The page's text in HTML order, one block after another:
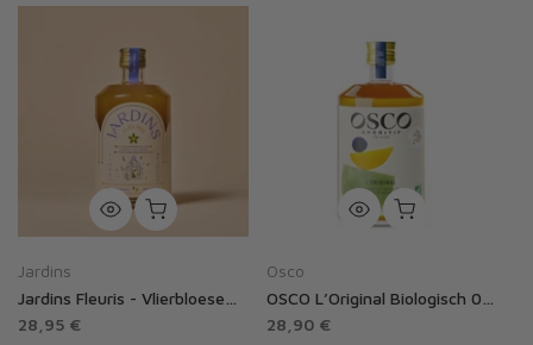
Jardins
28,95 €
Osco
28,90 €